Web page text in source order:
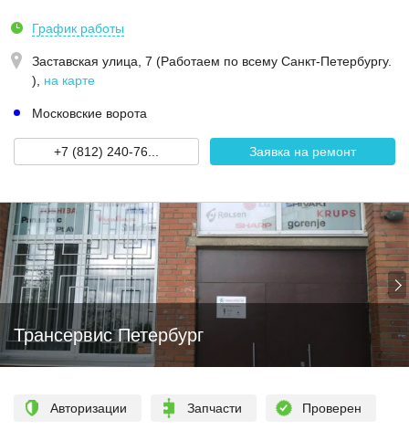
График работы
Заставская улица, 7 (Работаем по всему Санкт-Петербургу.
)
на карте
Московские ворота
+7 (812) 240-76... Заявка на ремонт
Трансервис Петербург
Авторизации Запчасти Проверен